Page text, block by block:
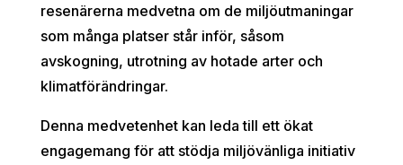
resenärerna medvetna om de miljöutmaningar
som många platser står inför, såsom
avskogning, utrotning av hotade arter och
klimatförändringar.
Denna medvetenhet kan leda till ett ökat
engagemang för att stödja miljövänliga initiativ